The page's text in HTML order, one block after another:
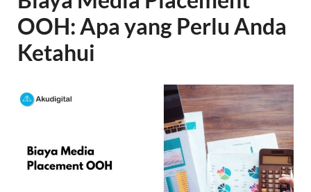
OOH: Apa yang Perlu Anda
Ketahui